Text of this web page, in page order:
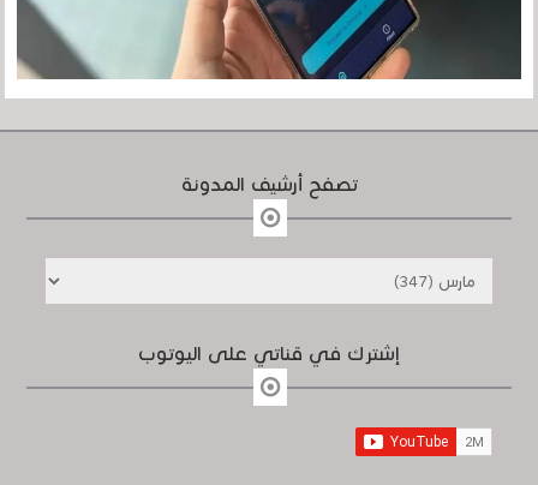
تصفح أرشيف المدونة
إشترك في قناتي على اليوتوب